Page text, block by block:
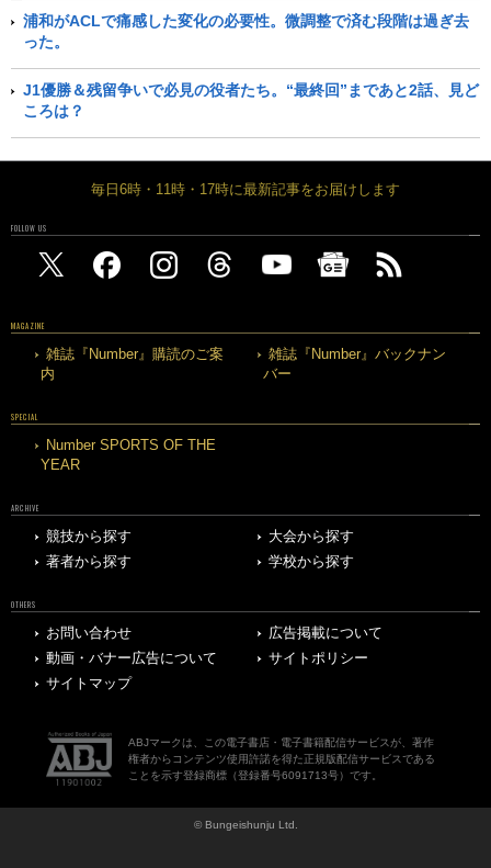
浦和がACLで痛感した変化の必要性。微調整で済む段階は過ぎ去
った。
J1優勝＆残留争いで必見の役者たち。“最終回”まであと2話、見ど
ころは？
毎日6時・11時・17時に最新記事をお届けします
FOLLOW US
MAGAZINE
雑誌『Number』購読のご案
内
雑誌『Number』バックナン
バー
SPECIAL
Number SPORTS OF THE
YEAR
ARCHIVE
競技から探す
大会から探す
著者から探す
学校から探す
OTHERS
お問い合わせ
広告掲載について
動画・バナー広告について
サイトポリシー
サイトマップ
ABJマークは、この電子書店・電子書籍配信サービスが、著作
権者からコンテンツ使用許諾を得た正規版配信サービスである
ことを示す登録商標（登録番号6091713号）です。
© Bungeishunju Ltd.